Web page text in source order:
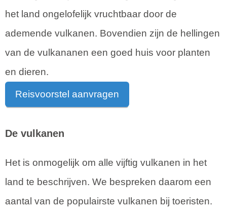
het land ongelofelijk vruchtbaar door de
ademende vulkanen. Bovendien zijn de hellingen
van de vulkananen een goed huis voor planten
en dieren.
Reisvoorstel aanvragen
De vulkanen
Het is onmogelijk om alle vijftig vulkanen in het
land te beschrijven. We bespreken daarom een
aantal van de populairste vulkanen bij toeristen.